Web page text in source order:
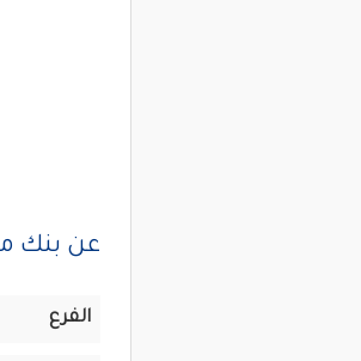
عن بنك
الفرع